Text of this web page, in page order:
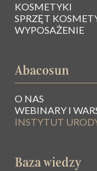
KOSMETYKI
SPRZĘT
WYPOSAŻENIE
Baza wiedzy
Abacosun
O NAS
WEBINARY I
INSTYTUT